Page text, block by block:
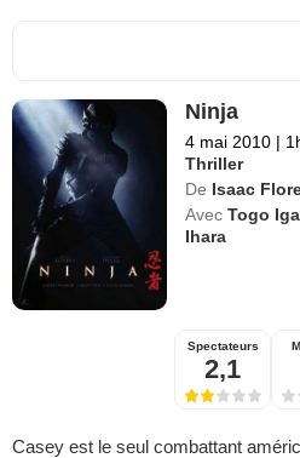
Ninja
4 mai 2010 |
Thriller
De Isaac
Avec Togo
Ihara
Spectateurs
2,1
Casey est le seul combattant